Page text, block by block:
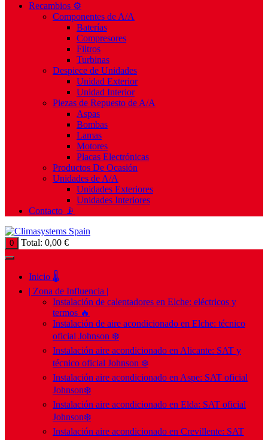
Recambios ⚙️
Componentes de A/A
Baterías
Compresores
Filtros
Turbinas
Despiece de Unidades
Unidad Exterior
Unidad Interior
Piezas de Repuesto de A/A
Aspas
Bombas
Lamas
Motores
Placas Electrónicas
Productos De Ocasión
Unidades de A/A
Unidades Exteriores
Unidades Interiores
Contacto 📡
0 Total: 0,00 €
Inicio 🌡️
| Zona de Influencia |
Instalación de calentadores en Elche: eléctricos y
termos 🔥
Instalación de aire acondicionado en Elche: técnico
oficial Johnson ❄️
Instalación aire acondicionado en Alicante: SAT y
técnico oficial Johnson ❄️
Instalación aire acondicionado en Aspe: SAT oficial
Johnson❄️
Instalación aire acondicionado en Elda: SAT oficial
Johnson❄️
Instalación aire acondicionado en Crevillente: SAT